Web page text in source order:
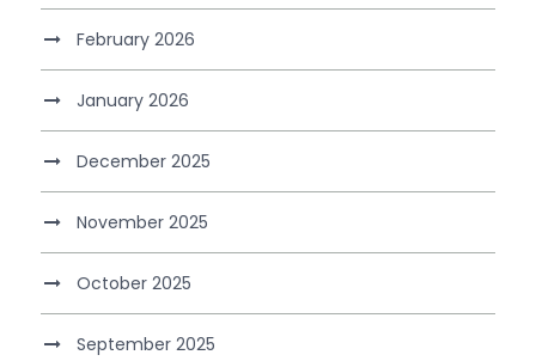
February 2026
January 2026
December 2025
November 2025
October 2025
September 2025